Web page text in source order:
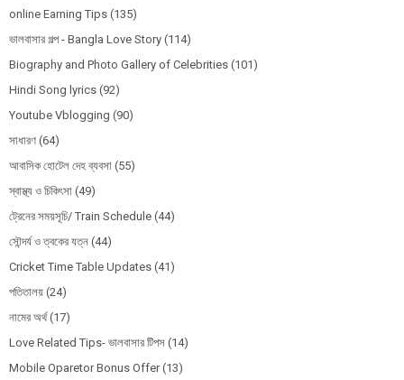
online Earning Tips (135)
ভালবাসার গল্প - Bangla Love Story (114)
Biography and Photo Gallery of Celebrities (101)
Hindi Song lyrics (92)
Youtube Vblogging (90)
সাধারণ (64)
আবাসিক হোটেল দেহ ব্যবসা (55)
স্বাস্থ্য ও চিকিৎসা (49)
ট্রেনের সময়সূচি/ Train Schedule (44)
সৌন্দর্য ও ত্বকের যত্ন (44)
Cricket Time Table Updates (41)
পতিতালয় (24)
নামের অর্থ (17)
Love Related Tips- ভালবাসার টিপস (14)
Mobile Oparetor Bonus Offer (13)